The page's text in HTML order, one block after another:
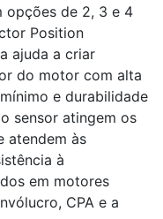
opções de 2, 3 e 4
Position
ajuda a criar
do motor com alta
e durabilidade
sensor atingem os
atendem às
à
em motores
CPA e a